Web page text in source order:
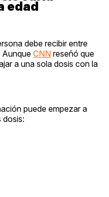
edad
debe recibir entre
Aunque CNN reseñó que
a una sola dosis con la
puede empezar a
dosis: